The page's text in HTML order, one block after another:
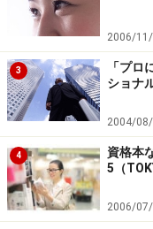
2006/
3
「プ
ショナ
2004/08/
4
資格本
5（
2006/